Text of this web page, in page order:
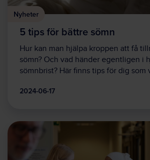
Nyheter
5 tips för bättre sömn
Hur kan man hjälpa kroppen att få
sömn? Och vad händer egentligen i
sömnbrist? Här finns tips för dig som
2024-06-17